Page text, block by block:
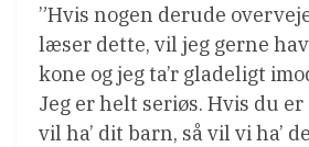
”Hvis nogen derude
læser dette, vil jeg gerne
kone og jeg ta’r gladeligt
Jeg er helt seriøs. Hvis du
vil ha’ dit barn, så vil vi ha’